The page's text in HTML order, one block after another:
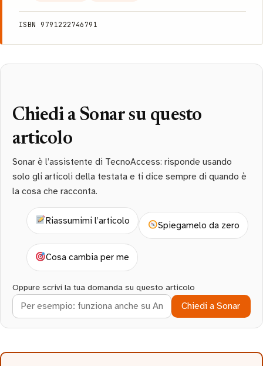
ISBN 9791222746791
Chiedi a Sonar su questo
articolo
Sonar è l’assistente di TecnoAccess: risponde usando
solo gli articoli della testata e ti dice sempre di quando è
la cosa che racconta.
Riassumimi l’articolo Spiegamelo da zero
Cosa cambia per me
Oppure scrivi la tua domanda su questo articolo
Chiedi a Sonar